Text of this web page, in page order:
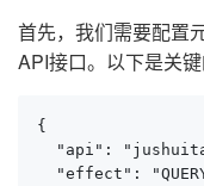
首先，我们需要配置
API接口。以下是关键
{
"api":
"effect":